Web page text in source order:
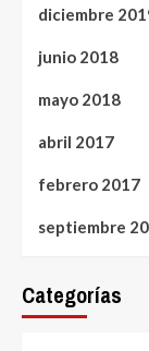
diciembre
junio 2018
mayo 2018
abril 2017
febrero 2017
septiembre
Categorías